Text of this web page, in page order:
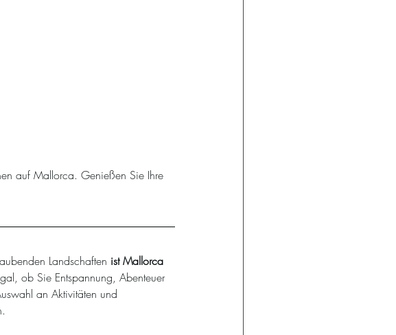
auf Mallorca. Genießen Sie Ihre
Landschaften ist Mallorca
ob Sie Entspannung, Abenteuer
an Aktivitäten und